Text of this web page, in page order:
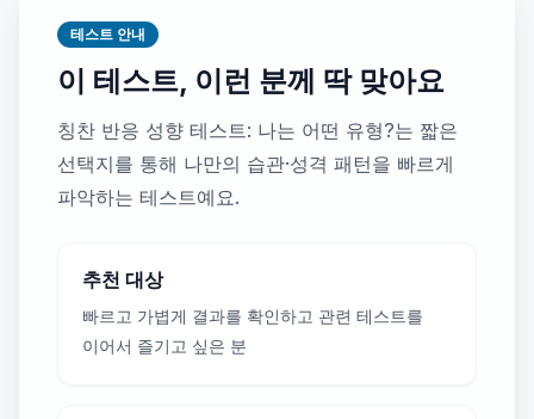
테스트 안내
이 테스트, 이런 분께 딱 맞아요
칭찬 반응 성향 테스트: 나는 어떤 유형?는 짧은
선택지를 통해 나만의 습관·성격 패턴을 빠르게
파악하는 테스트예요.
추천 대상
빠르고 가볍게 결과를 확인하고 관련 테스트를
이어서 즐기고 싶은 분